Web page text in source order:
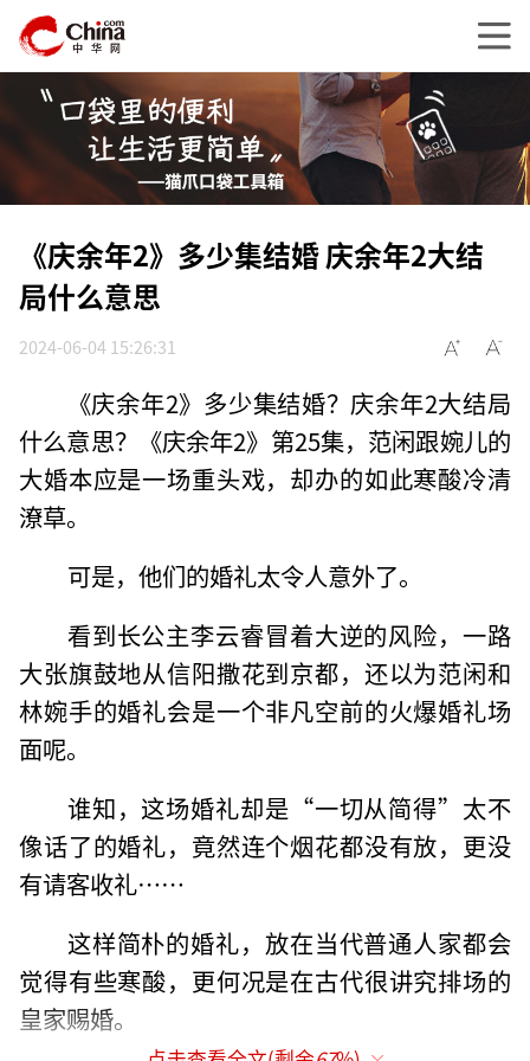
《庆余年2》多少集结婚 庆余年2大结
局什么意思
2024-06-04 15:26:31
《庆余年2》多少集结婚？庆余年2大结局
什么意思？《庆余年2》第25集，范闲跟婉儿的
大婚本应是一场重头戏，却办的如此寒酸冷清
潦草。
可是，他们的婚礼太令人意外了。
看到长公主李云睿冒着大逆的风险，一路
大张旗鼓地从信阳撒花到京都，还以为范闲和
林婉手的婚礼会是一个非凡空前的火爆婚礼场
面呢。
谁知，这场婚礼却是“一切从简得”太不
像话了的婚礼，竟然连个烟花都没有放，更没
有请客收礼……
这样简朴的婚礼，放在当代普通人家都会
觉得有些寒酸，更何况是在古代很讲究排场的
皇家赐婚。